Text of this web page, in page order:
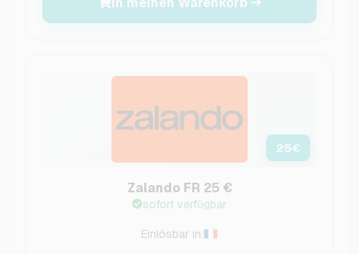
25€
Zalando FR 25 €
sofort verfügbar
Einlösbar in: